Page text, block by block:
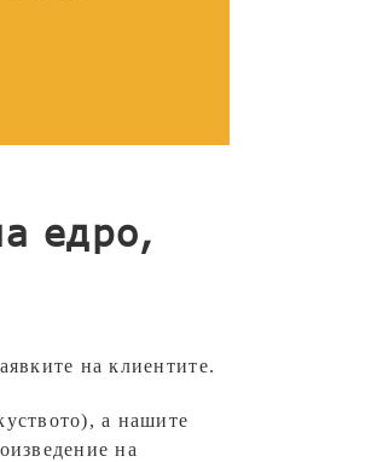
едро,
на клиентите.
а нашите
на